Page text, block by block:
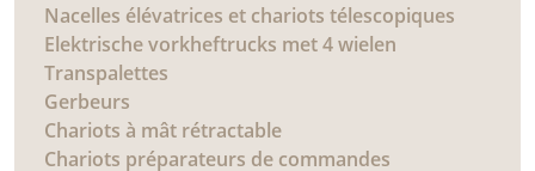
Nacelles élévatrices et chariots télescopiques
Elektrische vorkheftrucks met 4 wielen
Transpalettes
Gerbeurs
Chariots à mât rétractable
Chariots préparateurs de commandes